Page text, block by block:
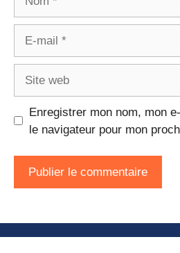
Enregistrer mon nom, mon
le navigateur pour mon